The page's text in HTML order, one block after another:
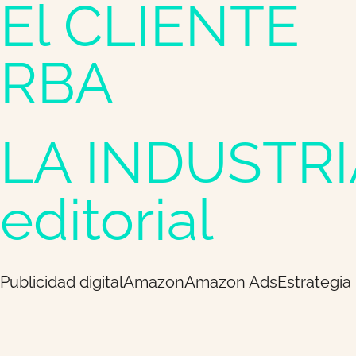
El CLIENTE
RBA
LA
editorial
Publicidad digitalAmazonAmazon AdsEstrategia